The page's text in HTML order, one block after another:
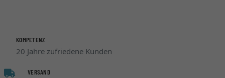
KOMPETENZ
20 Jahre zufriedene Kunden
VERSAND